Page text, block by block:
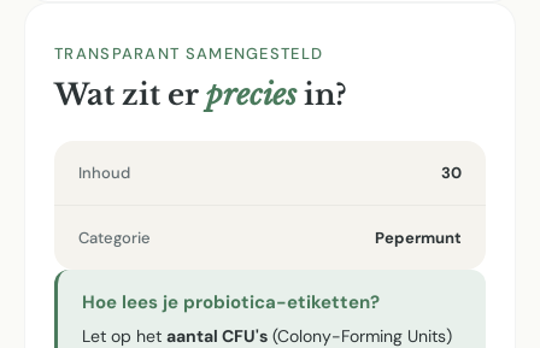
TRANSPARANT SAMENGESTELD
Wat zit er preciesin?
Inhoud 30
Categorie Pepermunt
Hoe lees je probiotica-etiketten?
Let op het aantal CFU's (Colony-Forming Units)